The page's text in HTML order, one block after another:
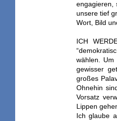
engagieren,
unsere tief
Wort, Bild
ICH
wählen. Um
gewisser
großes
Ohnehin
Vorsatz
Lippen
Ichglaube